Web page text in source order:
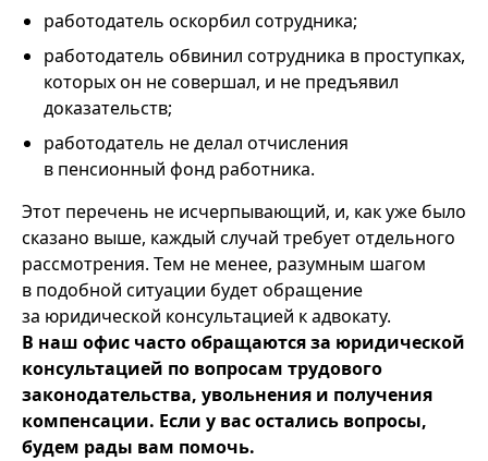
работодатель оскорбил сотрудника;
работодатель обвинил сотрудника в проступках,
которых он не совершал, и не предъявил
доказательств;
работодатель не делал отчисления
в пенсионный фонд работника.
Этот перечень не исчерпывающий, и, как уже было
сказано выше, каждый случай требует отдельного
рассмотрения. Тем не менее, разумным шагом
в подобной ситуации будет обращение
за юридической консультацией к адвокату.
В наш офис часто обращаются за юридической
консультацией по вопросам трудового
законодательства, увольнения и получения
компенсации. Если у вас остались вопросы,
будем рады вам помочь.